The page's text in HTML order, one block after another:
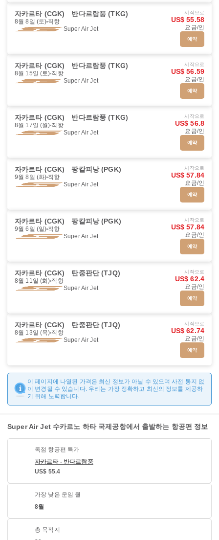
자카르타 (CGK) 반다르람풍 (TKG)
8월 8일 (토) 직항
Super Air Jet
시작으로
US$ 55.58
요금/인
예약
자카르타 (CGK) 반다르람풍 (TKG)
8월 15일 (토) 직항
Super Air Jet
시작으로
US$ 56.59
요금/인
예약
자카르타 (CGK) 반다르람풍 (TKG)
8월 17일 (월) 직항
Super Air Jet
시작으로
US$ 56.8
요금/인
예약
자카르타 (CGK) 팡칼피낭 (PGK)
9월 8일 (화) 직항
Super Air Jet
시작으로
US$ 57.84
요금/인
예약
자카르타 (CGK) 팡칼피낭 (PGK)
9월 6일 (일) 직항
Super Air Jet
시작으로
US$ 57.84
요금/인
예약
자카르타 (CGK) 탄중판단 (TJQ)
8월 11일 (화) 직항
Super Air Jet
시작으로
US$ 62.4
요금/인
예약
자카르타 (CGK) 탄중판단 (TJQ)
8월 13일 (목) 직항
Super Air Jet
시작으로
US$ 62.74
요금/인
예약
이 페이지에 나열된 가격은 최신 정보가 아닐 수 있으며 사전 통지 없
이 변경될 수 있습니다. 우리는 가장 정확하고 최신의 정보를 제공하
기 위해 노력합니다.
Super Air Jet 수카르노 하타 국제공항에서 출발하는 항공편 정보
독점 항공편 특가
자카르타 - 반다르람풍
US$ 55.4
가장 낮은 운임 월
8월
총 목적지